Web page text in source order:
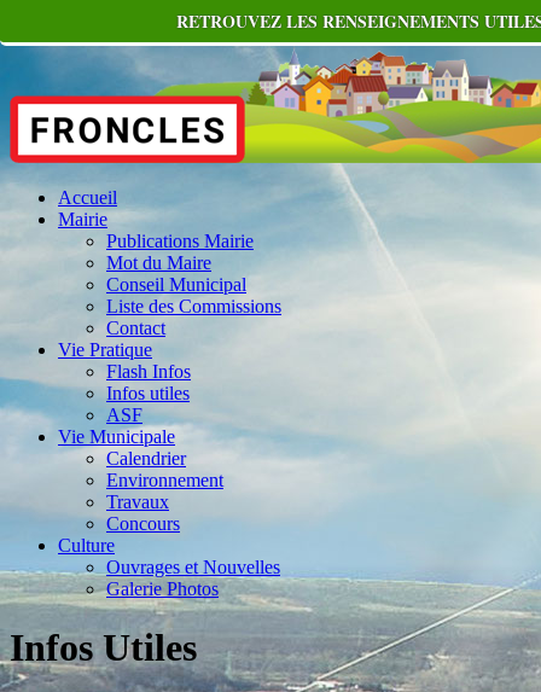
Accueil
Mairie
Publications Mairie
Mot du Maire
Conseil Municipal
Liste des Commissions
Contact
Vie Pratique
Flash Infos
Infos utiles
ASF
Vie Municipale
Calendrier
Environnement
Travaux
Concours
Culture
Ouvrages et Nouvelles
Galerie Photos
Infos Utiles
RETROUVEZ LES RENSEIGNEMENTS